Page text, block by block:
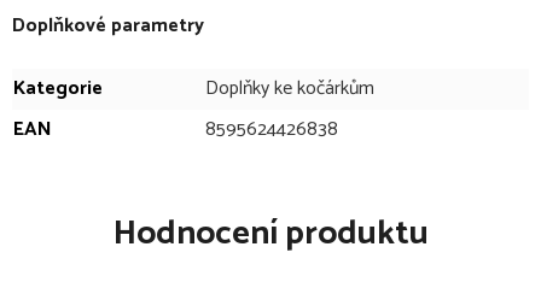
po úplném rozepnutí se z fusaku stane příjemná deka na
vnější funkční softshellový materiál
odolný materiál proti větru a vodě
horní část fusaku lze stáhnout kolem hlavičky dítěte
na zadní straně fusaku se nachází univerzální, dostatečně
Doplňkové parametry
Kategorie
Doplňky ke kočárkům
EAN
8595624426838
Hodnocení produktu